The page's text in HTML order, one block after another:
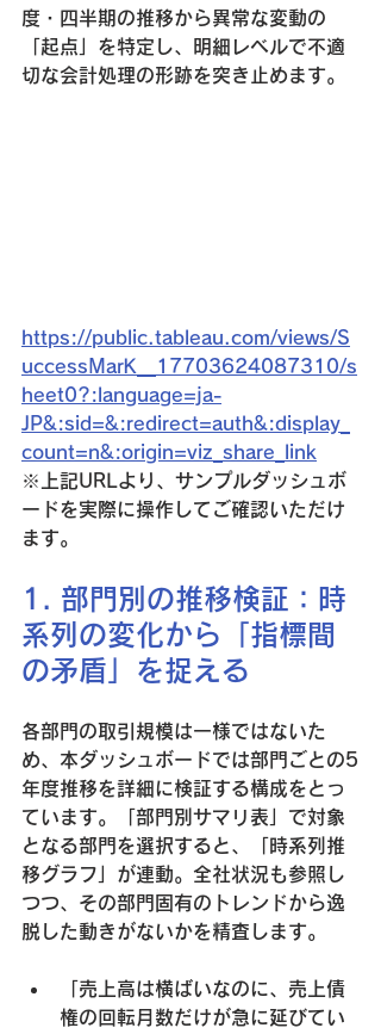
度・四半期の推移から異常な変動の
「起点」を特定し、明細レベルで不適
切な会計処理の形跡を突き止めます。
https://public.tableau.com/views/S
uccessMarK__17703624087310/s
heet0?:language=ja-
JP&:sid=&:redirect=auth&:display_
count=n&:origin=viz_share_link
※上記URLより、サンプルダッシュボ
ードを実際に操作してご確認いただけ
ます。
1. 部門別の推移検証：時
系列の変化から「指標間
の矛盾」を捉える
各部門の取引規模は一様ではないた
め、本ダッシュボードでは部門ごとの5
年度推移を詳細に検証する構成をとっ
ています。「部門別サマリ表」で対象
となる部門を選択すると、「時系列推
移グラフ」が連動。全社状況も参照し
つつ、その部門固有のトレンドから逸
脱した動きがないかを精査します。
「売上高は横ばいなのに、売上債
権の回転月数だけが急に延びてい